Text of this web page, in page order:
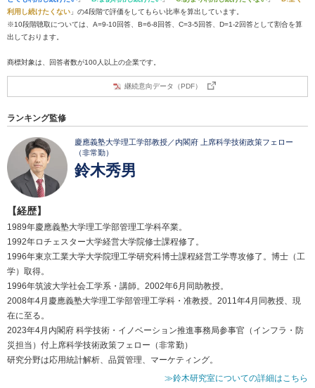
利用し続けたくない 」の4段階で評価をしてもらい比率を算出しています。
※10段階聴取については、A=9-10回答、B=6-8回答、C=3-5回答、D=1-2回答として割合を算
出しております。
商標対象は、回答者数が100人以上の企業です。
継続意向データ（PDF）
ランキング監修
慶應義塾大学理工学部教授／内閣府 上席科学技術政策フェロー
（非常勤）
鈴木秀男
【経歴】
1989年慶應義塾大学理工学部管理工学科卒業。
1992年ロチェスター大学経営大学院修士課程修了。
1996年東京工業大学大学院理工学研究科博士課程経営工学専攻修了。博士（工
学）取得。
1996年筑波大学社会工学系・講師。2002年6月同助教授。
2008年4月慶應義塾大学理工学部管理工学科・准教授。2011年4月同教授、現
在に至る。
2023年4月内閣府 科学技術・イノベーション推進事務局参事官（インフラ・防
災担当）付上席科学技術政策フェロー（非常勤）
研究分野は応用統計解析、品質管理、マーケティング。
≫鈴木研究室についての詳細はこちら